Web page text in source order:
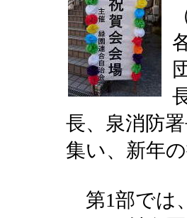
長、泉消防
集い、新年
第1部では